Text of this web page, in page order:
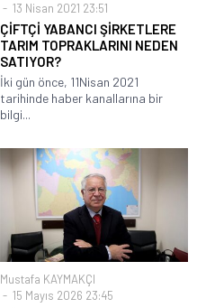
13 Nisan 2021 23:51
ÇİFTÇİ YABANCI ŞİRKETLERE
TARIM TOPRAKLARINI NEDEN
SATIYOR?
İki gün önce, 11Nisan 2021
tarihinde haber kanallarına bir
bilgi...
Mustafa KAYMAKÇI
15 Mayıs 2026 23:45